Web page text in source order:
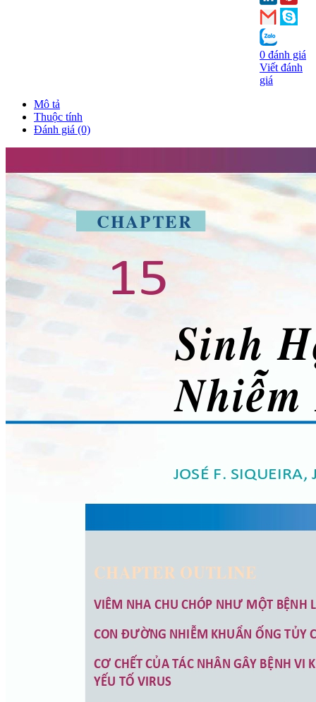
0 đánh giá
Viết đánh
giá
Mô tả
Thuộc tính
Đánh giá (0)